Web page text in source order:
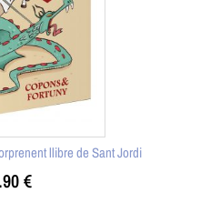
llibre de Sant Jordi
€